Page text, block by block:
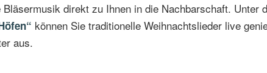
direkt zu Ihnen in die Nachbarschaft. Unter
können Sie traditionelle Weihnachtslieder live
aus.